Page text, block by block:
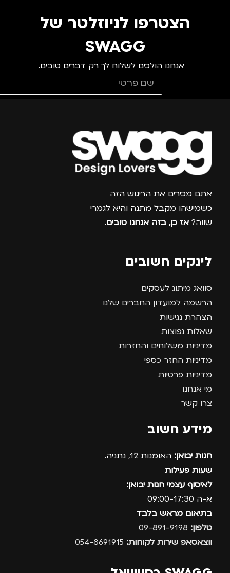
גברים
הצטרפו לניוזלטר של
SWAGG
אנחנו הולכים לשלוח לך רק דברים טובים.
צרפו אותי למועדון
אתם מכירים את הריגוש הזה
כשמישהו מקבל מתנה והיא לגמרי
שווה? אז כן, בזה אנחנו טובים.
לינקים חשובים
סוואג מיתוג לעסקים
הרשמה למועדון החברים שלנו
הצהרת נגישות
שאלות נפוצות
מדיניות משלוחים והחזרות
מדיניות החזר כספי
מדיניות פרטיות
מי אנחנו
צרו קשר
מידע חשוב
חנות יבואן: האומנות 12, נתניה.
שעות פעילות
לאיסוף עצמי חנות יבואן:
א-ה 09:00-17:30
בתיאום מראש בלבד
טלפון:
ווצאסאפ שירות לקוחות: